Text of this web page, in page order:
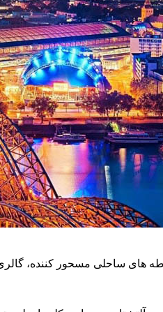
های ساحلی مسحور کننده،